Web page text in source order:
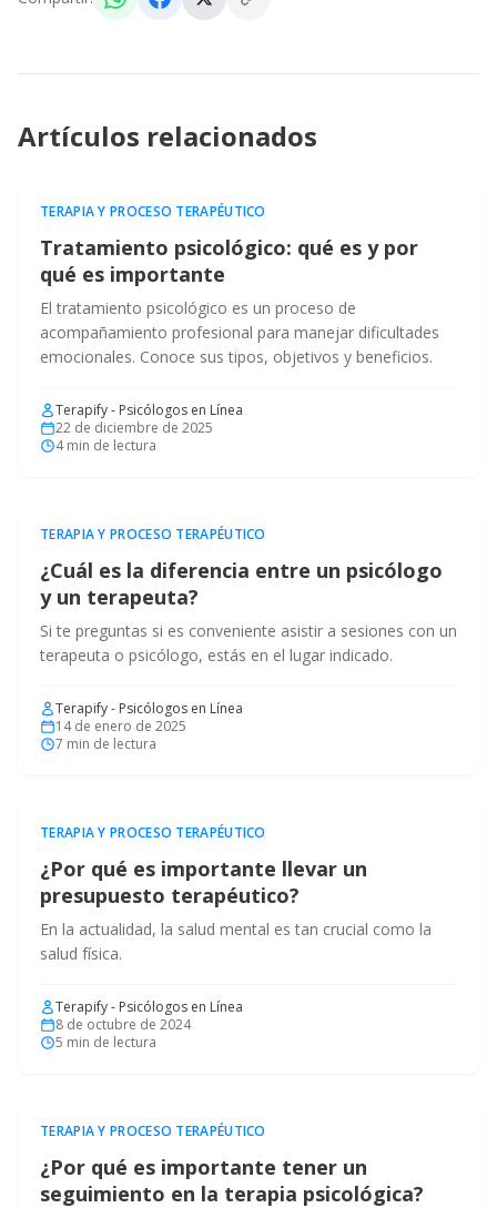
Artículos relacionados
TERAPIA Y PROCESO TERAPÉUTICO
Tratamiento psicológico: qué es y por
qué es importante
El tratamiento psicológico es un proceso de
acompañamiento profesional para manejar dificultades
emocionales. Conoce sus tipos, objetivos y beneficios.
Terapify - Psicólogos en Línea
22 de diciembre de 2025
4min de lectura
TERAPIA Y PROCESO TERAPÉUTICO
¿Cuál es la diferencia entre un psicólogo
y un terapeuta?
Si te preguntas si es conveniente asistir a sesiones con un
terapeuta o psicólogo, estás en el lugar indicado.
Terapify - Psicólogos en Línea
14 de enero de 2025
7 min de lectura
TERAPIA Y PROCESO TERAPÉUTICO
¿Por qué es importante llevar un
presupuesto terapéutico?
En la actualidad, la salud mental es tan crucial como la
salud física.
Terapify - Psicólogos en Línea
8 de octubre de 2024
5 min de lectura
TERAPIA Y PROCESO TERAPÉUTICO
¿Por qué es importante tener un
seguimiento en la terapia psicológica?